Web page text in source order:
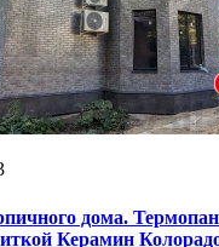
дома.
Керамин